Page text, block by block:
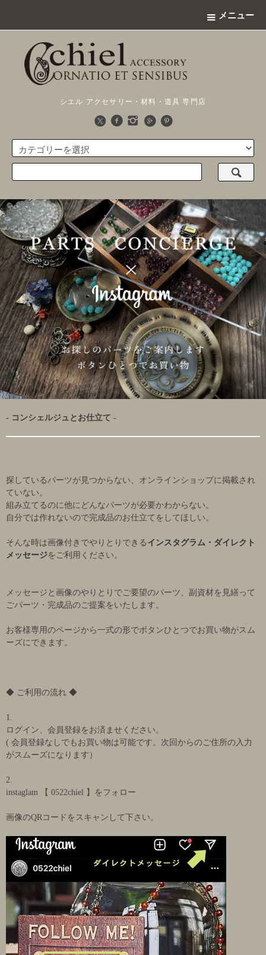
メニュー
シエル アクセサリー・材料・道具 専門店
- コンシェルジュとお仕立て -
探しているパーツが見つからない、オンラインショップに掲載され
ていない。
組み立てるのに他にどんなパーツが必要かわからない。
自分では作れないので完成品のお仕立てをしてほしい。
そんな時は画像付きでやりとりできる インスタグラム・ダイレクト
メッセージをご利用ください。
メッセージと画像のやりとりでご要望のパーツ、副資材を見繕って
ごパーツ・完成品のご提案をいたします。
お客様専用のページから一式の形でボタンひとつでお買い物がスム
ーズにできます。
◆ ご利用の流れ ◆
1.
ログイン、会員登録をお済ませください。
( 会員登録なしでもお買い物は可能です。次回からのご住所の入力
がスムーズになります）
2.
instaglam 【 0522chiel 】をフォロー
画像のQRコードをスキャンして下さい。